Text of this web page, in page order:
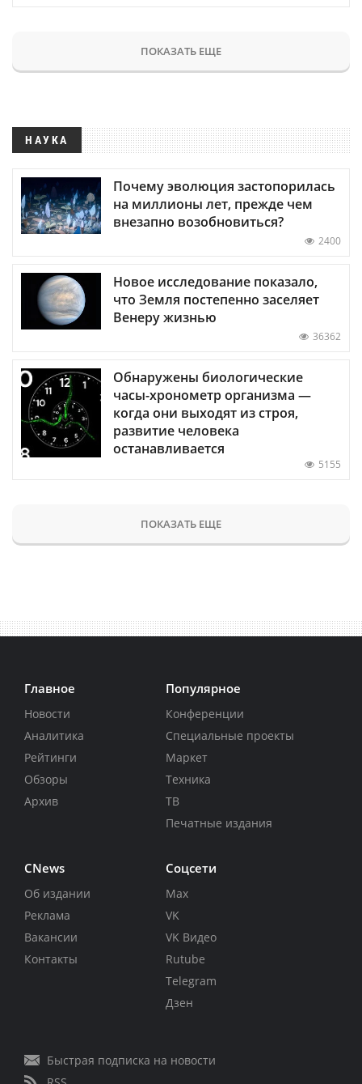
ПОКАЗАТЬ ЕЩЕ
НАУКА
Почему эволюция застопорилась
на миллионы лет, прежде чем
внезапно возобновиться?
2400
Новое исследование показало,
что Земля постепенно заселяет
Венеру жизнью
36362
Обнаружены биологические
часы-хронометр организма —
когда они выходят из строя,
развитие человека
останавливается
5155
ПОКАЗАТЬ ЕЩЕ
Главное
Новости
Аналитика
Рейтинги
Обзоры
Архив
Популярное
Конференции
Специальные проекты
Маркет
Техника
ТВ
Печатные издания
CNews
Об издании
Реклама
Вакансии
Контакты
Соцсети
Max
VK
VK Видео
Rutube
Telegram
Дзен
Быстрая подписка на новости